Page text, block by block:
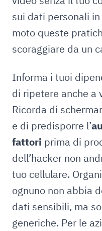
sui dati personali
moto queste
scoraggiare da un
Informa i tuoi
di ripetere anche a
Ricorda di
e di predisporre l’
fattori prima di
dell’hacker non
tuo cellulare.
ognuno non abbia
dati sensibili, ma
generiche. Per le